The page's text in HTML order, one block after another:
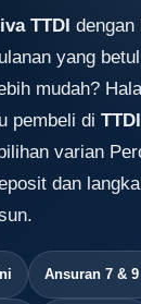
TTDI dengan
yang
mudah?
pembeli di
varian
dan
Ansuran 7 &